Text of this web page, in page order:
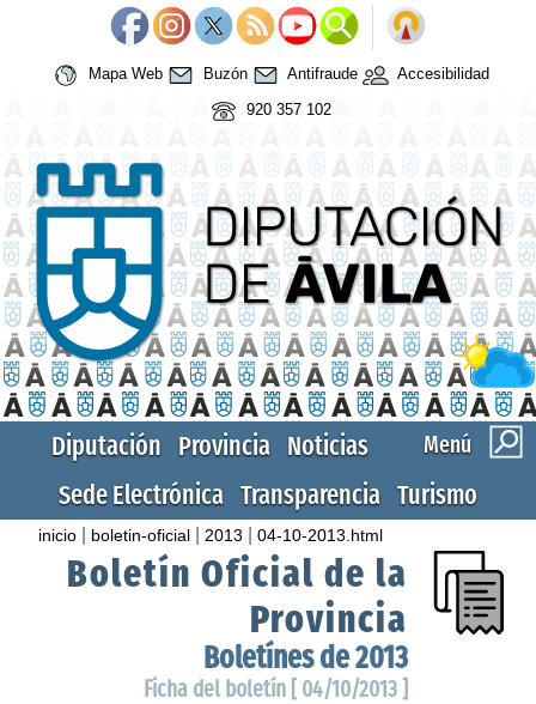
Mapa Web Buzón Antifraude
Accesibilidad
920 357 102
Menú
Diputación Provincia Noticias
Sede Electrónica Transparencia Turismo
inicio boletin-oficial 2013 |04-10-2013.html
Boletín Oficial de la
Provincia
Boletínes de 2013
Ficha del boletín [ 04/10/2013 ]